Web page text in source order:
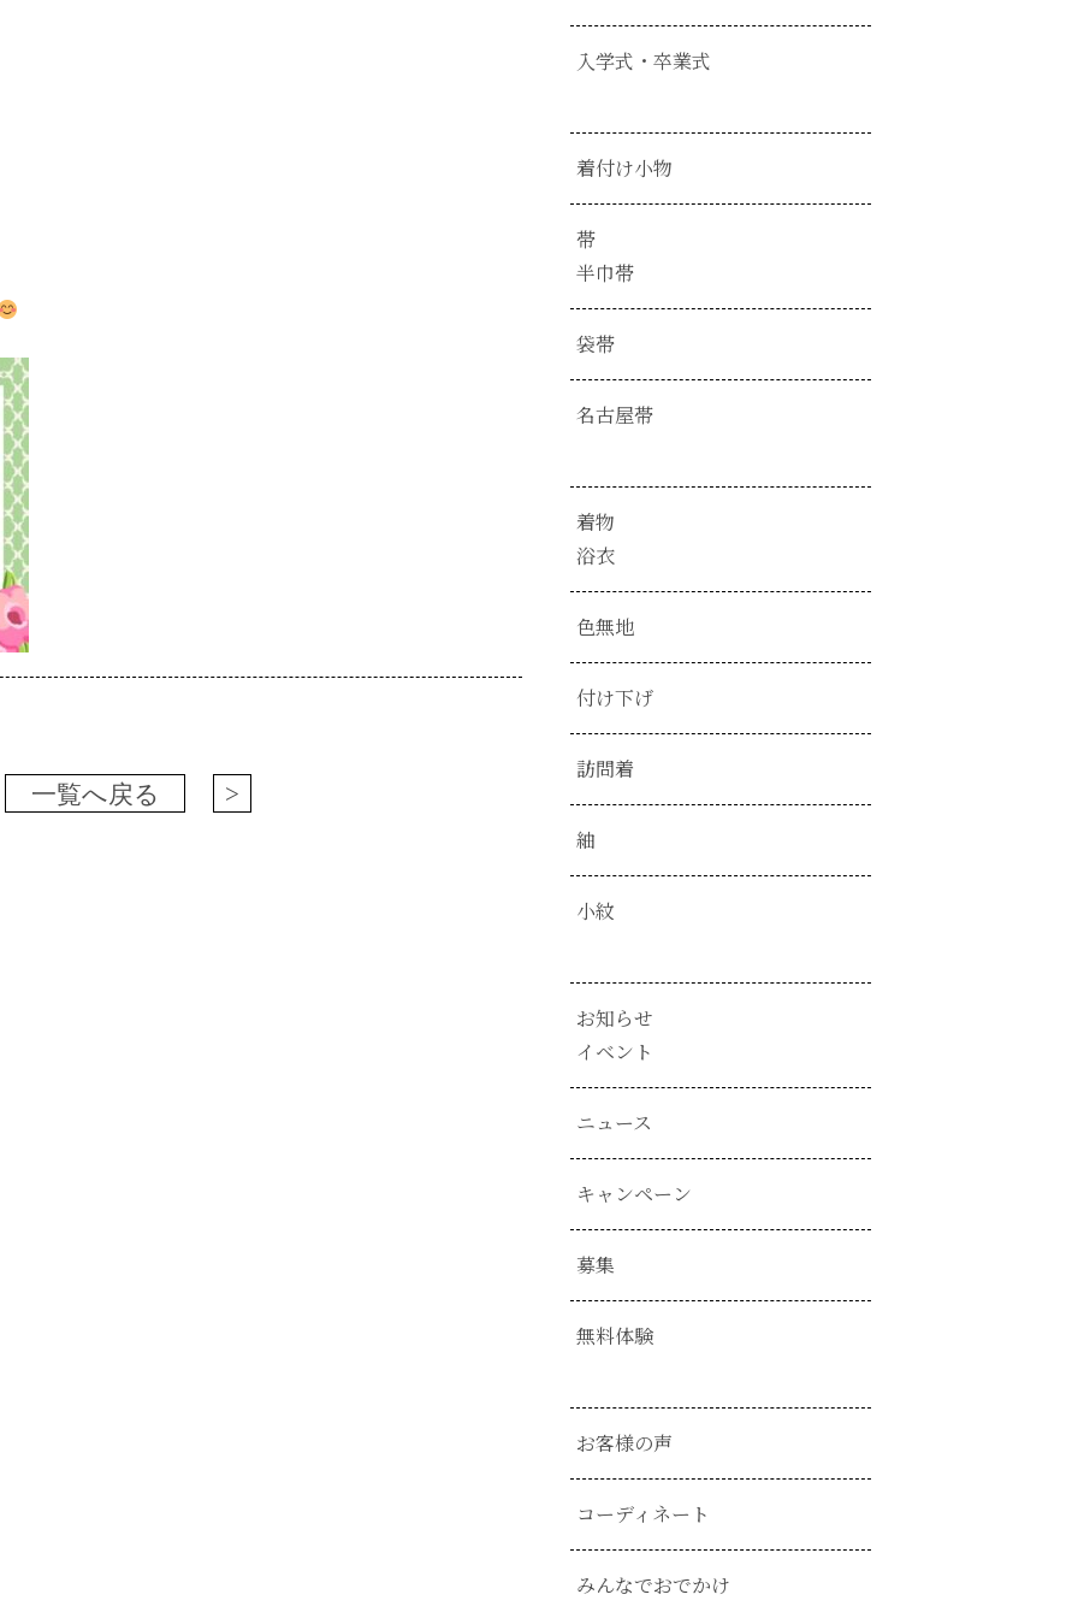
一覧へ戻る >
入学式・卒業式
着付け小物
帯
半巾帯
袋帯
名古屋帯
着物
浴衣
色無地
付け下げ
訪問着
紬
小紋
お知らせ
イベント
ニュース
キャンペーン
募集
無料体験
お客様の声
コーディネート
みんなでおでかけ